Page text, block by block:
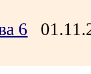
6